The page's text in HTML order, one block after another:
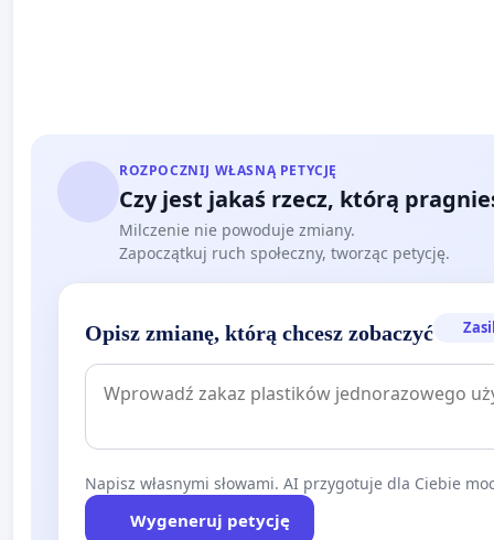
ROZPOCZNIJ WŁASNĄ PETYCJĘ
Czy jest jakaś rzecz, którą
Milczenie nie powoduje zmiany.
Zapoczątkuj ruch społeczny, tworząc petycję.
Opisz zmianę, którą chcesz zobaczyć
Napisz własnymi słowami. AI przygotuje dla Ciebie
Wygeneruj petycję